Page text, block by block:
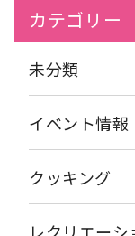
しようと思います
丑の日の事を指し
の日も毎年変わりま
ージが強いかもし
の丑の日といえば
素が豊富です
テレ
シウム、ビタミン
DHA：脳の発達促
EPA：高血圧予防
ミンAの主成分であ
膜を健康に保った
骨や歯の構成成分
ストレスを和らげ
カテゴリー
未分類
イベント情報
クッキング